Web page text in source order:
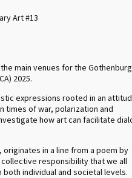
Art #13
main venues for the Gothenburg
2025.
expressions rooted in an
times of war, polarization and
how art can facilitate
originates in a line from a poem by
responsibility that we all
individual and societal levels.